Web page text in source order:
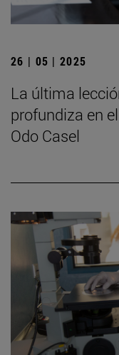
26 | 05 | 2025
La última
profundiza en
Odo Casel